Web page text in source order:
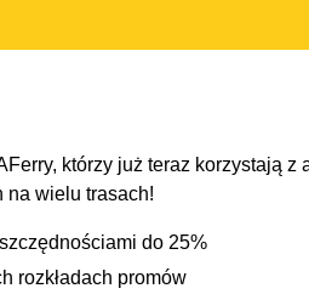
którzy już teraz korzystają z
na wielu trasach!
do 25%
rozkładach promów